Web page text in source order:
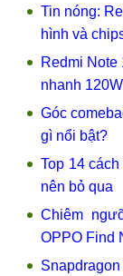
Tin nóng:
hình và
Redmi
nhanh 120W
Góc
gì nổi bật?
Top 14
nên bỏ qua
Chiêm
OPPO Find